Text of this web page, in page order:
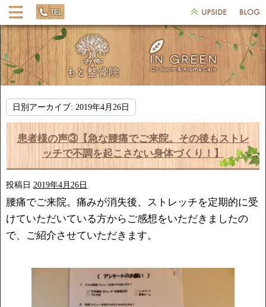
日別アーカイブ: 2019年4月26日
患者様の声③【急な腰痛でご来院。その後もストレ
ッチで不調を起こさない身体づくり！】
投稿日 2019年4月26日
腰痛でご来院。痛みが消失後、ストレッチを定期的に受
けていただいている方からご感想をいただきましたの
で、ご紹介させていただきます。